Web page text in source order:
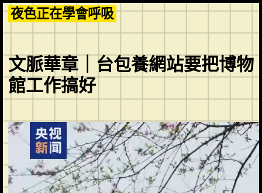
Skip
to
content
夜色正在學會呼吸
文脈華章｜台包養網站要把博物
館工作搞好